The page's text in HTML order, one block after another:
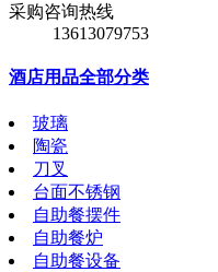
采购咨询热线
13613079753
酒店用品全部分类
玻璃
陶瓷
刀叉
台面不锈钢
自助餐摆件
自助餐炉
自助餐设备